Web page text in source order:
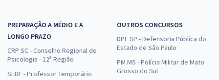
PREPARAÇÃO A MÉDIO E A
LONGO PRAZO
CRP SC - Conselho Regional de
Psicologia - 12ª Região
SEDF - Professor Temporário
OUTROS CONCURSOS
DPE SP - Defensoria Pública do
Estado de São Paulo
PM MS - Polícia Militar de Mato
Grosso do Sul